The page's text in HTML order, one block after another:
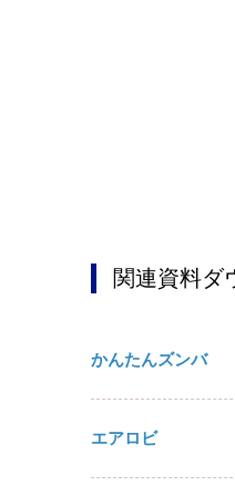
関連資料ダ
かんたんズンバ
エアロビ